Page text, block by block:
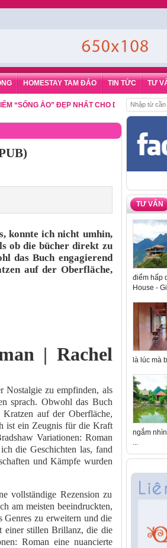
HOMESTAY TAM ĐẢO TIN TỨC TƯ
ẢO” ĐẸP NHẤT CHO DU KHÁCH ĐẶT
konnte ich nicht umhin,
ob die bücher direkt zu
das Buch engagierend
auf der Oberfläche,
| Rachel
Nostalgie zu empfinden, als
sprach. Obwohl das Buch
auf der Oberfläche,
ist ein Zeugnis für die Kraft
Variationen: Roman
die Geschichten las, fand
und Kämpfe wurden
vollständige Rezension zu
am meisten beeindruckten,
Genres zu erweitern und die
einer stillen Brillanz, die die
Roman eine nuancierte
TƯ VẤN
điểm hấp
House -
là lúc mà
ngắm
...